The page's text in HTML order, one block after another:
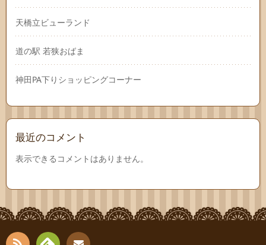
天橋立ビューランド
道の駅 若狭おばま
神田PA下りショッピングコーナー
最近のコメント
表示できるコメントはありません。